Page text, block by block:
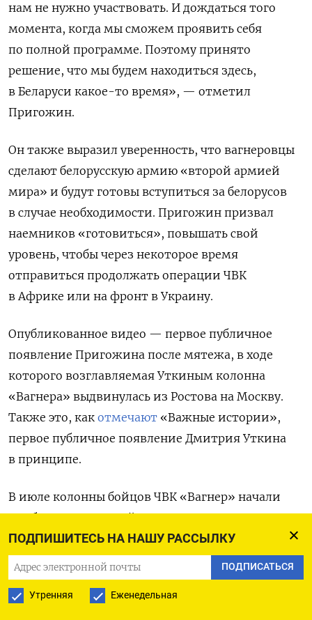
ПОДПИШИТЕСЬ НА НАШУ РАССЫЛКУ
ПОДПИСАТЬСЯ
Утренняя Еженедельная
нам не нужно участвовать. И дождаться того
момента, когда мы сможем проявить себя
по полной программе. Поэтому принято
решение, что мы будем находиться здесь,
в Беларуси какое-то время», — отметил
Пригожин.
Он также выразил уверенность, что вагнеровцы
сделают белорусскую армию «второй армией
мира» и будут готовы вступиться за белорусов
в случае необходимости. Пригожин призвал
наемников «готовиться», повышать свой
уровень, чтобы через некоторое время
отправиться продолжать операции ЧВК
в Африке или на фронт в Украину.
Опубликованное видео — первое публичное
появление Пригожина после мятежа, в ходе
которого возглавляемая Уткиным колонна
«Вагнера» выдвинулась из Ростова на Москву.
Также это, как отмечают «Важные истории»,
первое публичное появление Дмитрия Уткина
в принципе.
В июле колонны бойцов ЧВК «Вагнер» начали
прибывать в полевой лагерь у города Осиповичи.
Поданнымпроекта «Беларускi Гаюн», только
за 18 июля в Беларусь прибыли три колонны ЧВК
«Вагнер» на гражданских автомобилях
численностью 1400–1500 человек. Всего с 11 июля